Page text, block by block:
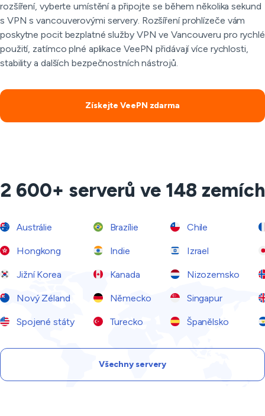
rozšíření, vyberte umístění a připojte se během několika sekund
s VPN s vancouverovými servery. Rozšíření prohlízeče vám
poskytne pocit bezplatné služby VPN ve Vancouveru pro rychlé
použití, zatímco plné aplikace VeePN přidávají více rychlosti,
stability a dalších bezpečnostních nástrojů.
Získejte VeePN zdarma
2 600+ serverů ve 148 zemích
Austrálie Brazílie Chile
Hongkong Indie Izrael
Jižní Korea Kanada Nizozemsko
Nový Zéland Německo Singapur
Spojené státy Turecko Španělsko
Všechny servery